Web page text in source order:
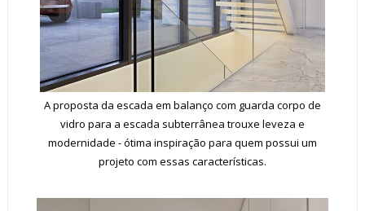
A proposta da escada em balanço com guarda corpo de
vidro para a escada subterrânea trouxe leveza e
modernidade - ótima inspiração para quem possui um
projeto com essas características.